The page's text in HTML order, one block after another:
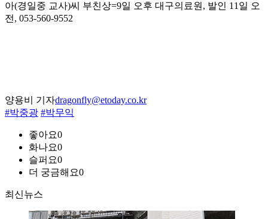
아(경일중 교사)씨 부친상=9일 오후 대구의료원, 발인 11일 오
전, 053-560-9552
양용비 기자dragonfly@etoday.co.kr
#박중광 #박무익
좋아요0
화나요0
슬퍼요0
더 궁금해요0
최신뉴스